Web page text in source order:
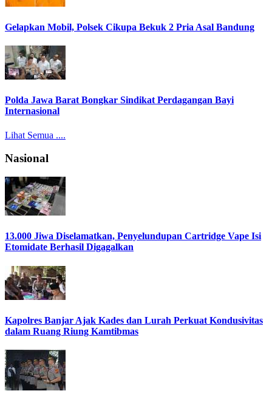
Gelapkan Mobil, Polsek Cikupa Bekuk 2 Pria Asal Bandung
Polda Jawa Barat Bongkar Sindikat Perdagangan Bayi
Internasional
Lihat Semua ....
Nasional
13.000 Jiwa Diselamatkan, Penyelundupan Cartridge Vape Isi
Etomidate Berhasil Digagalkan
Kapolres Banjar Ajak Kades dan Lurah Perkuat Kondusivitas
dalam Ruang Riung Kamtibmas